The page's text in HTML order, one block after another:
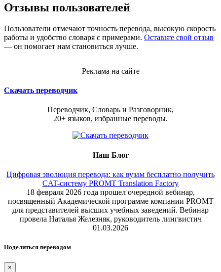
Отзывы пользователей
Пользователи отмечают точность перевода, высокую скорость
работы и удобство словаря с примерами. Оставьте свой отзыв
— он помогает нам становиться лучше.
Реклама на сайте
Скачать переводчик
Переводчик, Словарь и Разговорник,
20+ языков, избранные переводы.
Наш Блог
Цифровая эволюция перевода: как вузам бесплатно получить
CAT-систему PROMT Translation Factory
18 февраля 2026 года прошел очередной вебинар,
посвященный Академической программе компании PROMT
для представителей высших учебных заведений. Вебинар
провела Наталья Железняк, руководитель лингвистич
01.03.2026
Поделиться переводом
×